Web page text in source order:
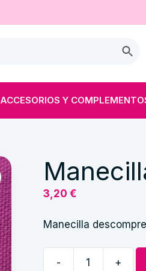
ACCESORIOS Y
3,20 €
Manecilla
- +